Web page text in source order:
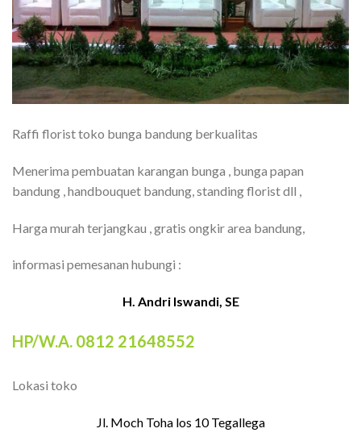
Raffi florist toko bunga bandung berkualitas
Menerima pembuatan karangan bunga , bunga papan
bandung , handbouquet bandung, standing florist dll ,
Harga murah terjangkau , gratis ongkir area bandung,
informasi pemesanan hubungi :
H. Andri Iswandi, SE
HP/W.A. 0812 21648552
Lokasi toko
Jl. Moch Toha los 10 Tegallega